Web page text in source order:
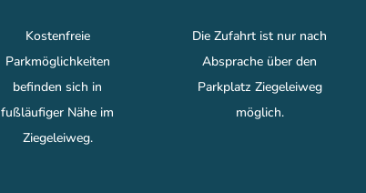
Kostenfreie
Parkmöglichkeiten
befinden sich in
fußläufiger Nähe im
Ziegeleiweg.
Die Zufahrt ist nur nach
Absprache über den
Parkplatz Ziegeleiweg
möglich.